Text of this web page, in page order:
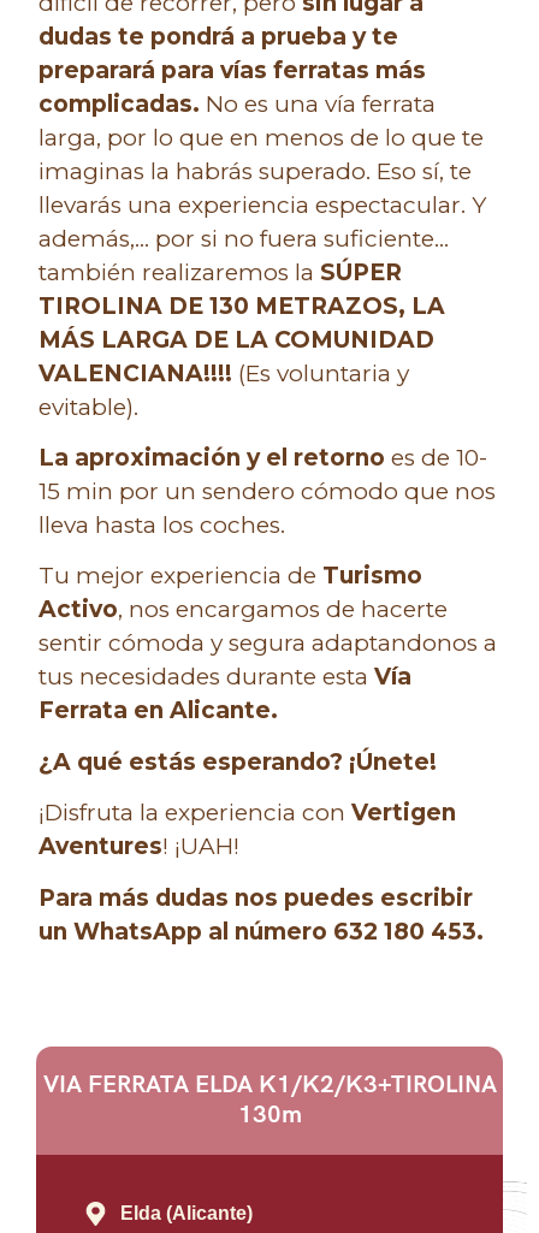
dudas te pondrá a prueba y te
preparará para vías ferratas más
complicadas. No es una vía ferrata
larga, por lo que en menos de lo que te
imaginas la habrás superado. Eso sí, te
llevarás una experiencia espectacular. Y
además,… por si no fuera suficiente…
también realizaremos la SÚPER
TIROLINA DE 130 METRAZOS, LA
MÁS LARGA DE LA COMUNIDAD
VALENCIANA!!!! (Es voluntaria y
evitable).
La aproximación y el retorno es de 10-
15 min por un sendero cómodo que nos
lleva hasta los coches.
Tu mejor experiencia de Turismo
Activo, nos encargamos de hacerte
sentir cómoda y segura adaptandonos a
tus necesidades durante estaVía
Ferrata en Alicante.
¿A qué estás esperando? ¡Únete!
¡Disfruta la experiencia conVertigen
Aventures! ¡UAH!
Para más dudas nos puedes escribir
un WhatsApp al número 632 180 453.
VIA FERRATA ELDA K1/K2/K3+TIROLINA
130m
Elda (Alicante)